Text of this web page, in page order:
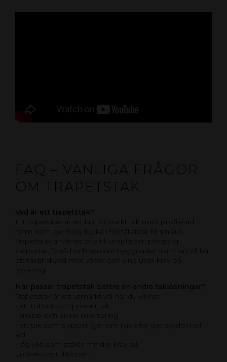
FAQ – VANLIGA FRÅGOR
OM TRAPETSTAK
Vad är ett trapetstak?
Ett trapetstak är ett lätt, slitstarkt tak med profilerad
form som ger hög styrka i förhållande till sin vikt.
Trapetstak används ofta till uteplatser, pergolor,
carportar, förråd och enklare byggnader där man vill ha
ett tåligt skydd mot väder och vind utan krav på
isolering.
När passar trapetstak bättre än andra taklösningar?
Trapetstak är ett utmärkt val när du vill ha:
• ett robust och prisvärt tak
• snabb och enkel montering
• ett tak som släpper igenom ljus eller ger skydd mot
• låg vikt som ställer mindre krav på
underkonstruktionen